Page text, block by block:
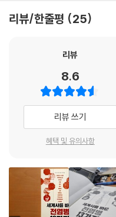
전염병이 발병했을 당시 상황과
이나 전염병을 퇴치할 백신보
최소화했으며, 어떻게 죽어가
며 고귀한 성취를 이루어내어
자 특유의 유머러스하면서도
리뷰/한줄평 25
리뷰
8.6
리뷰 쓰기
혜택 및 유의사항